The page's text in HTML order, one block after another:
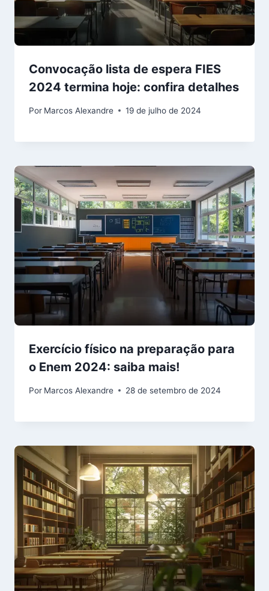
Convocação lista de espera FIES
2024 termina hoje: confira detalhes
Por Marcos Alexandre 19 de julho de 2024
Exercício físico na preparação para
o Enem 2024: saiba mais!
Por Marcos Alexandre 28 de setembro de 2024